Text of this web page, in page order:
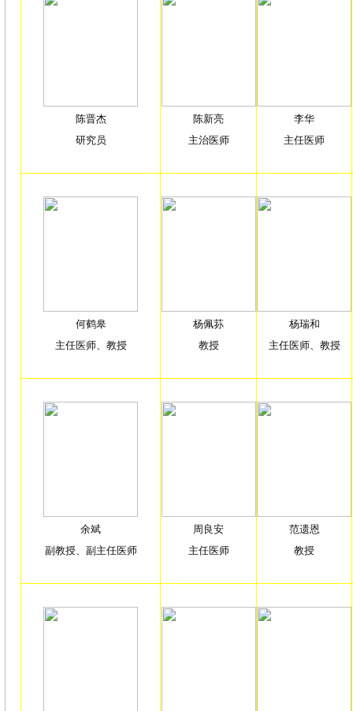
陈晋杰
研究员
陈新亮
主治医师
李华
主任医师
何鹤皋
主任医师、教授
杨佩荪
教授
杨瑞和
主任医师、教授
余斌
副教授、副主任医师
周良安
主任医师
范遗恩
教授